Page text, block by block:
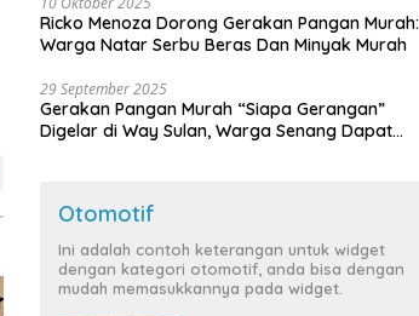
Ricko Menoza Dorong Gerakan Pangan Murah:
Warga Natar Serbu Beras Dan Minyak Murah
29 September 2025
Gerakan Pangan Murah “Siapa Gerangan”
Digelar di Way Sulan, Warga Senang Dapat
Otomotif
Ini adalah contoh keterangan untuk widget
dengan kategori otomotif, anda bisa dengan
mudah memasukkannya pada widget.